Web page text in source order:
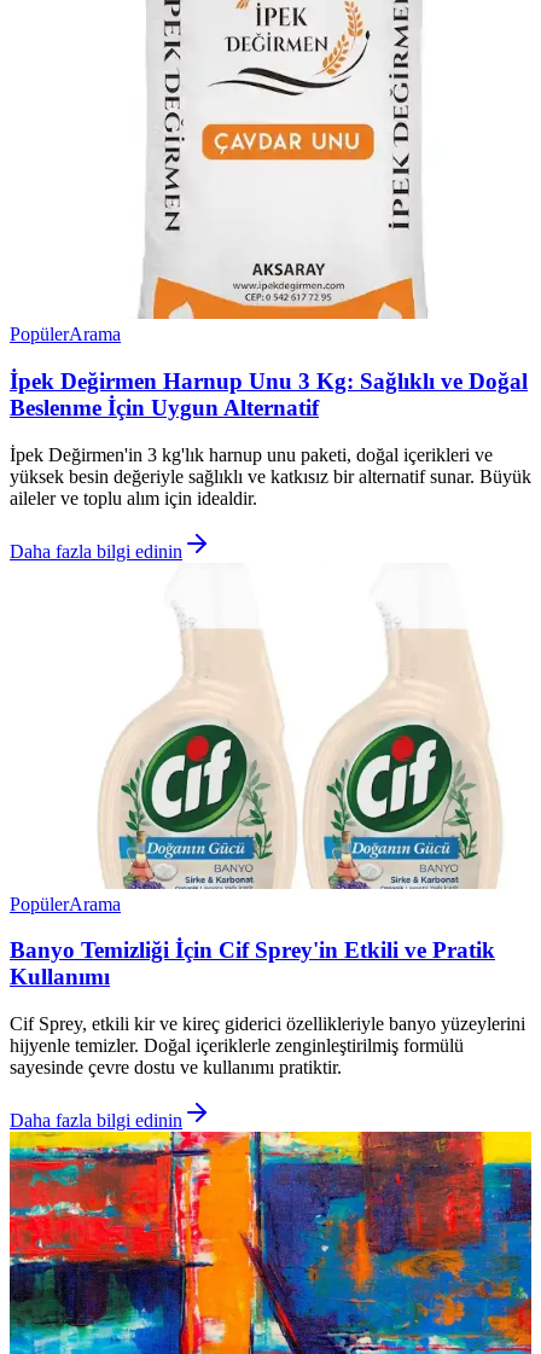
PopülerArama
İpek Değirmen Harnup Unu 3 Kg: Sağlıklı ve Doğal
Beslenme İçin Uygun Alternatif
İpek Değirmen'in 3 kg'lık harnup unu paketi, doğal içerikleri ve
yüksek besin değeriyle sağlıklı ve katkısız bir alternatif sunar. Büyük
aileler ve toplu alım için idealdir.
Daha fazla bilgi edinin
PopülerArama
Banyo Temizliği İçin Cif Sprey'in Etkili ve Pratik
Kullanımı
Cif Sprey, etkili kir ve kireç giderici özellikleriyle banyo yüzeylerini
hijyenle temizler. Doğal içeriklerle zenginleştirilmiş formülü
sayesinde çevre dostu ve kullanımı pratiktir.
Daha fazla bilgi edinin